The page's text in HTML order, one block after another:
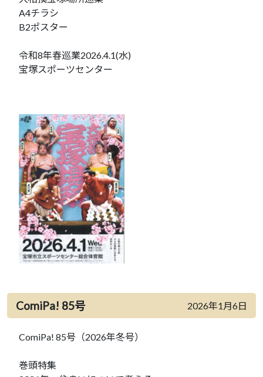
A4チラシ
B2ポスター
令和8年春巡業2026.4.1(水)
宝塚スポーツセンター
ComiPa! 85号 2026年1月6日
ComiPa! 85号（2026年冬号）
巻頭特集